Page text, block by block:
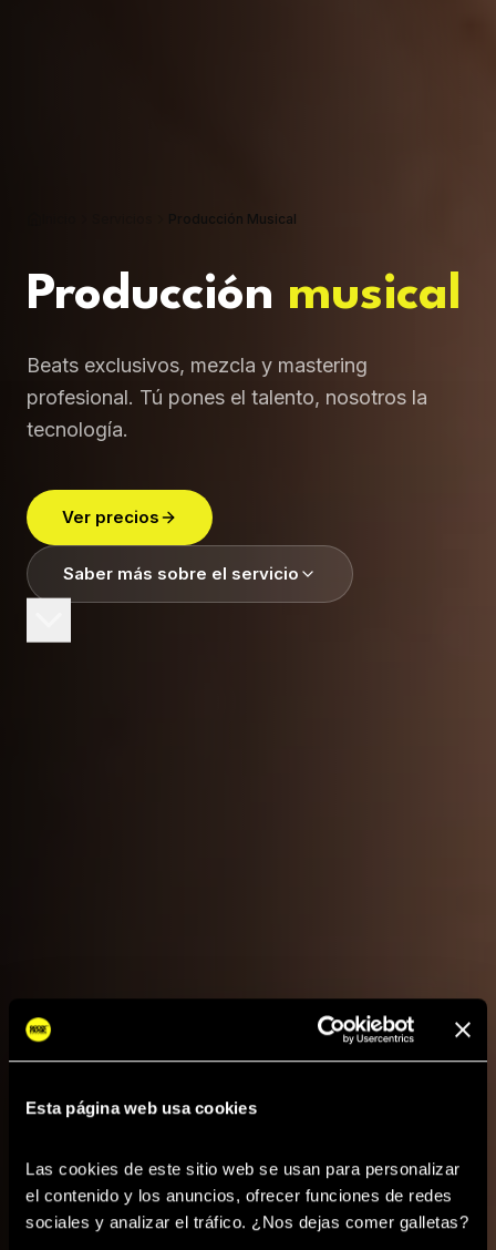
Esta página web usa cookies
Las cookies de este sitio web se usan para personalizar
el contenido y los anuncios, ofrecer funciones de redes
Producción Musical
Producción musical
Beats exclusivos, mezcla y mastering
profesional. Tú pones el talento, nosotros la
tecnología.
Ver precios
Saber más sobre el servicio